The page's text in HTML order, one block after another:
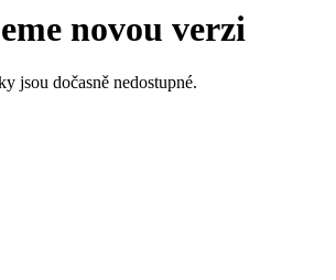
novou verzi
jsou dočasně nedostupné.